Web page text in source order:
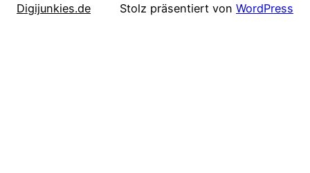
Digijunkies.de Stolz präsentiert von WordPress